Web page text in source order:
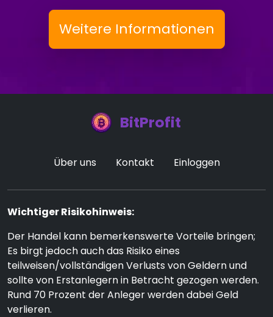
Weitere Informationen
BitProfit
Über uns Kontakt Einloggen
Wichtiger Risikohinweis:
Der Handel kann bemerkenswerte Vorteile bringen;
Es birgt jedoch auch das Risiko eines
teilweisen/vollständigen Verlusts von Geldern und
sollte von Erstanlegern in Betracht gezogen werden.
Rund 70 Prozent der Anleger werden dabei Geld
verlieren.